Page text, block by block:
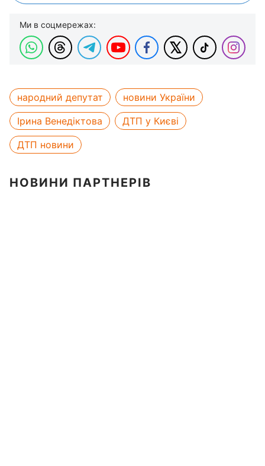
Ми в соцмережах:
народний депутат
новини України
Ірина Венедіктова
ДТП у Києві
ДТП новини
НОВИНИ ПАРТНЕРІВ